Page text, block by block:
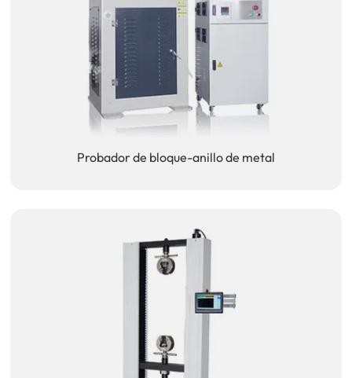
Probador de bloque-anillo de metal